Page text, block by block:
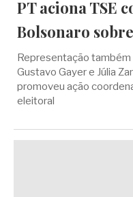
PT aciona TSE
Bolsonaro
Representação também
Gustavo Gayer e Júlia
promoveu ação
eleitoral